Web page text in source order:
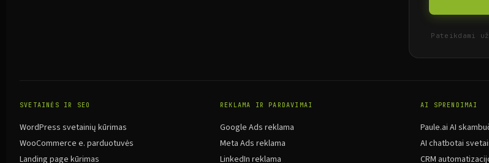
Pateikdami
SVETAINĖS IR SEO
WordPress svetainių kūrimas
WooCommerce e. parduotuvės
Landing page kūrimas
REKLAMA IR PARDAVIMAI
Google Ads reklama
Meta Ads reklama
LinkedIn reklama
AI SPRENDIMAI
Paule.ai AI
AI chatbotai
CRM